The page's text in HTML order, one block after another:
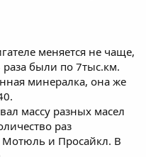
меняется не чаще,
были по 7тыс.км.
минералка, она же
массу разных масел
раз
Мотюль и Просайкл. В